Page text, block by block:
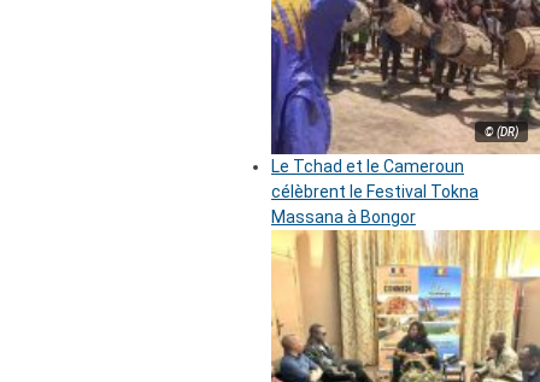
© (DR)
Le Tchad et le Cameroun
célèbrent le Festival Tokna
Massana à Bongor